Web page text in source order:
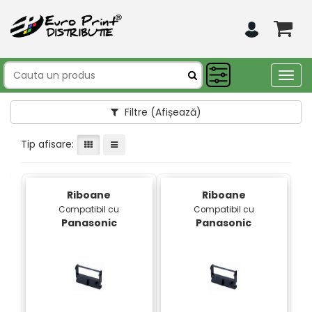
Filtre (Afișează)
Tip afisare:
Riboane
Compatibil cu
Panasonic
Riboane
Compatibil cu
Panasonic